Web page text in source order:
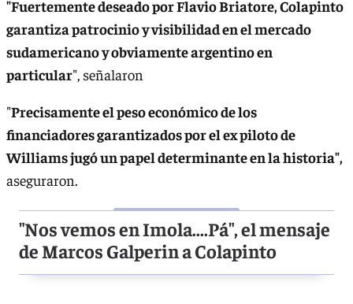
"Fuertemente deseado por Flavio Briatore, Colapinto
garantiza patrocinio y visibilidad en el mercado
sudamericano y obviamente argentino en
particular", señalaron
"Precisamente el peso económico de los
financiadores garantizados por el ex piloto de
Williams jugó un papel determinante en la historia",
aseguraron.
"Nos vemos en Imola....Pá", el mensaje
de Marcos Galperin a Colapinto